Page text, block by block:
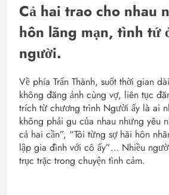
Cả hai trao cho nhau
hôn lãng mạn, tình tứ
người.
Về phía Trấn Thành, suốt thời gian
không đăng ảnh cùng vợ, liên tục
trích từ chương trình Người ấy là ai
không phải gu của nhau nhưng yêu
cả hai cần”, “Tôi từng sợ hãi hôn
lập gia đình với cô ấy”… Nhiều
trục trặc trong chuyện tình cảm.